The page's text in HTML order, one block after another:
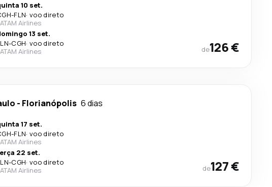
10 set.
-FLN· voo direto
Airlines
13 set.
-CGH· voo direto
Airlines
de126 €
- Florianópolis 6 dias
17 set.
-FLN· voo direto
Airlines
22 set.
-CGH· voo direto
Airlines
de127 €